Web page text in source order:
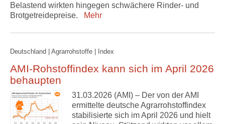
Belastend wirkten hingegen schwächere Rinder- und
Brotgetreidepreise.
Mehr
Deutschland | Agrarrohstoffe | Index
AMI-Rohstoffindex kann sich im April 2026
behaupten
31.03.2026 (AMI) – Der von der AMI
ermittelte deutsche Agrarrohstoffindex
stabilisierte sich im April 2026 und hielt